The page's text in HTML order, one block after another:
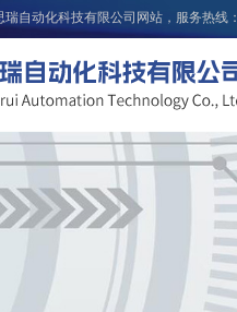
自动化科技有限公司网站，服务热线：